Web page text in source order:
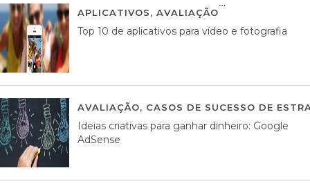
APLICATIVOS, AVALIAÇÃO
Top 10 de aplicativos para vídeo e fotografia
AVALIAÇÃO, CASOS DE SUCESSO DE
Ideias criativas para ganhar dinheiro: Google
AdSense